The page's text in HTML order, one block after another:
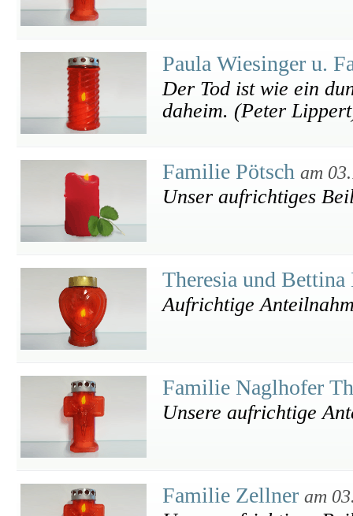
Paula Wiesinger u.
Der Tod ist wie ein
daheim. (Peter
Familie Pötsch am
Unser aufrichtiges
Theresia und
Aufrichtige
Familie Naglhofer
Unsere aufrichtige
Familie Zellner am